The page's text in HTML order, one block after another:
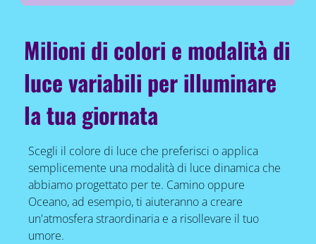
Milioni di colori e modalità di
luce variabili per illuminare
la tua giornata
Scegli il colore di luce che preferisci o applica
semplicemente una modalità di luce dinamica che
abbiamo progettato per te. Camino oppure
Oceano, ad esempio, ti aiuteranno a creare
un'atmosfera straordinaria e a risollevare il tuo
umore.